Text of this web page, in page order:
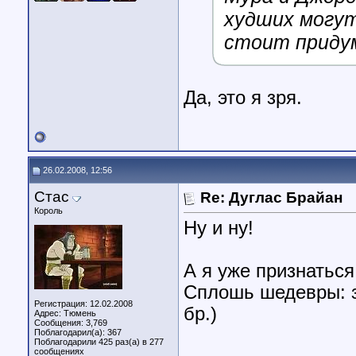
худших
стоит
Да, это я зря.
26.02.2008, 12:56
Стас
Король
Регистрация: 12.02.2008
Адрес: Тюмень
Сообщения: 3,769
Поблагодарил(а): 367
Поблагодарили 425 раз(а) в 277
сообщениях
Re: Дуглас Брайан
Ну и ну!
А я уже
Сплошь шедевры:
бр.)